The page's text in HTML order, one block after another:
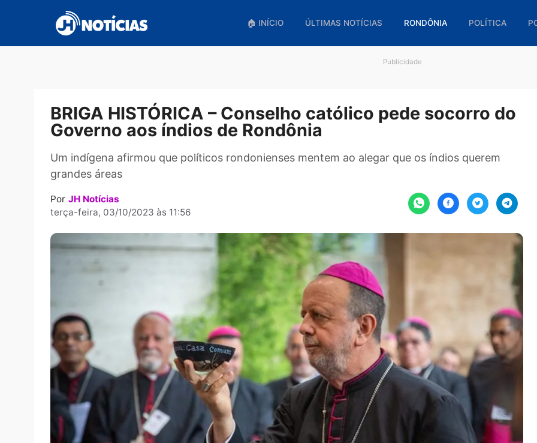
conteúdo
🏠 INÍCIO ÚLTIMAS NOTÍCIAS RONDÔNIA
BRIGA HISTÓRICA – Conselho católico pede
Governo aos índios de Rondônia
Um indígena afirmou que políticos rondonienses mentem ao alegar que os índios
grandes áreas
Por
JH Notícias
terça-feira, 03/10/2023 às 11:56